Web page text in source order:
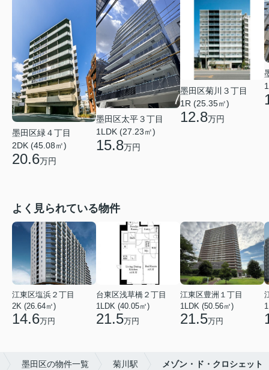
墨田区緑４丁目
2DK (45.08㎡)
20.6万円
墨田区太平３丁目
1LDK (27.23㎡)
15.8万円
墨田区菊川３丁目
1R (25.35㎡)
12.8万円
よく見られている物件
江東区塩浜２丁目
2K (26.64㎡)
14.6万円
台東区浅草橋２丁目
1LDK (40.05㎡)
21.5万円
江東区豊洲１丁目
1LDK (50.56㎡)
21.5万円
墨田区の物件一覧 菊川駅 メゾン・ド・クロシェット